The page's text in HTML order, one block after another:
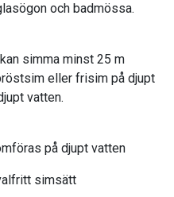
och badmössa.
simma minst 25 m
eller frisim på djupt
vatten.
på djupt vatten
simsätt